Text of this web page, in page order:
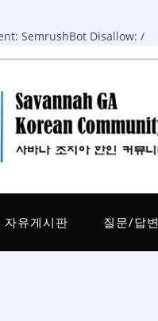
SemrushBot Disallow: /
자유게시판 질문/답변